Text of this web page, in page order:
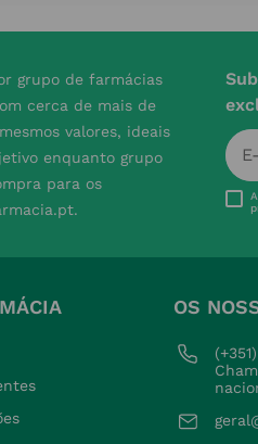
grupo de farmácias
cerca de mais de
valores, ideais
enquanto grupo
para os
OS